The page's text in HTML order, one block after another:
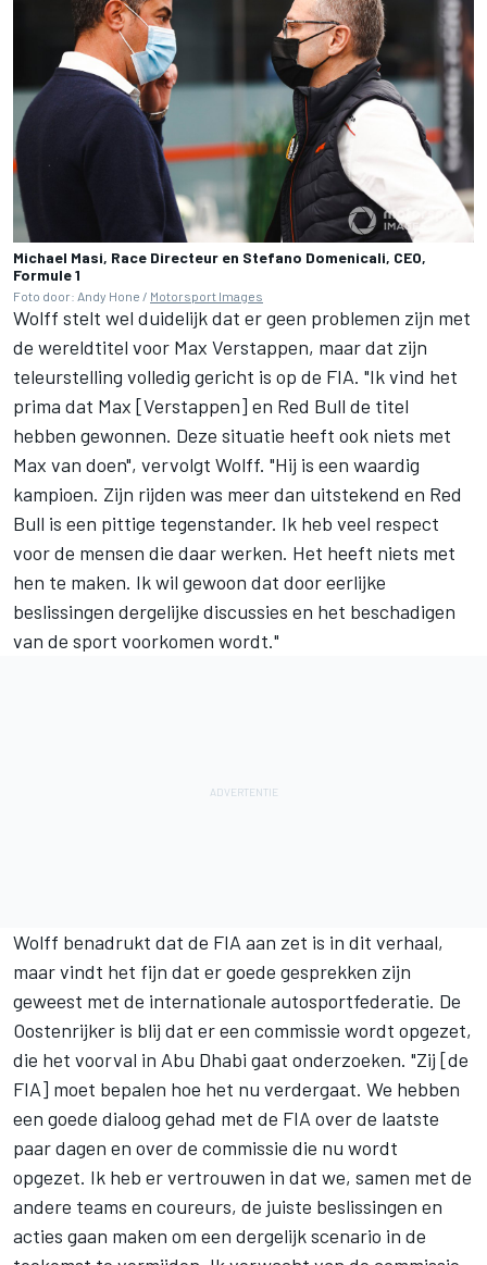
Michael Masi, Race Directeur en Stefano Domenicali, CEO,
Formule 1
Foto door: Andy Hone / Motorsport Images
Wolff stelt wel duidelijk dat er geen problemen zijn met
de wereldtitel voor Max Verstappen, maar dat zijn
teleurstelling volledig gericht is op de FIA. "Ik vind het
prima dat Max [Verstappen] en Red Bull de titel
hebben gewonnen. Deze situatie heeft ook niets met
Max van doen", vervolgt Wolff. "Hij is een waardig
kampioen. Zijn rijden was meer dan uitstekend en Red
Bull is een pittige tegenstander. Ik heb veel respect
voor de mensen die daar werken. Het heeft niets met
hen te maken. Ik wil gewoon dat door eerlijke
beslissingen dergelijke discussies en het beschadigen
van de sport voorkomen wordt."
Wolff benadrukt dat de FIA aan zet is in dit verhaal,
maar vindt het fijn dat er goede gesprekken zijn
geweest met de internationale autosportfederatie. De
Oostenrijker is blij dat er een commissie wordt opgezet,
die het voorval in Abu Dhabi gaat onderzoeken. "Zij [de
FIA] moet bepalen hoe het nu verdergaat. We hebben
een goede dialoog gehad met de FIA over de laatste
paar dagen en over de commissie die nu wordt
opgezet. Ik heb er vertrouwen in dat we, samen met de
andere teams en coureurs, de juiste beslissingen en
acties gaan maken om een dergelijk scenario in de